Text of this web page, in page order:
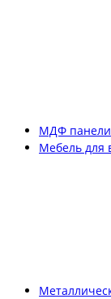
МДФ панели
Мебель для